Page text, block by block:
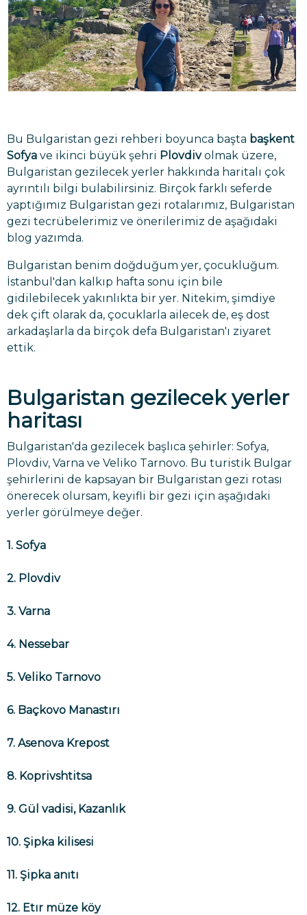
Bu Bulgaristan gezi rehberi boyunca başta başkent
Sofya ve ikinci büyük şehri Plovdivolmak üzere,
Bulgaristan gezilecek yerler hakkında haritalı çok
ayrıntılı bilgi bulabilirsiniz. Birçok farklı seferde
yaptığımız Bulgaristan gezi rotalarımız, Bulgaristan
gezi tecrübelerimiz ve önerilerimiz de aşağıdaki
blog yazımda.
Bulgaristan benim doğduğum yer, çocukluğum.
İstanbul'dan kalkıp hafta sonu için bile
gidilebilecek yakınlıkta bir yer. Nitekim, şimdiye
dek çift olarak da, çocuklarla ailecek de, eş dost
arkadaşlarla da birçok defa Bulgaristan'ı ziyaret
ettik.
Bulgaristan gezilecek yerler
haritası
Bulgaristan'da gezilecek başlıca şehirler: Sofya,
Plovdiv, Varna ve Veliko Tarnovo. Bu turistik Bulgar
şehirlerini de kapsayan bir Bulgaristan gezi rotası
önerecek olursam, keyifli bir gezi için aşağıdaki
yerler görülmeye değer.
1. Sofya
2. Plovdiv
3. Varna
4. Nessebar
5. Veliko Tarnovo
6. Baçkovo Manastırı
7. Asenova Krepost
8. Koprivshtitsa
9. Gül vadisi, Kazanlık
10. Şipka kilisesi
11. Şipka anıtı
12. Etır müze köy